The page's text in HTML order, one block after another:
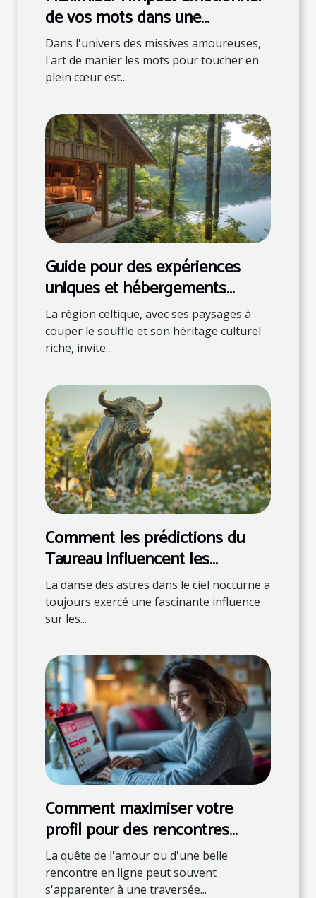
de vos mots dans une
correspondance romantique
Dans l'univers des missives amoureuses,
l'art de manier les mots pour toucher en
plein cœur est...
Guide pour des expériences
uniques et hébergements
naturels en région celtique
La région celtique, avec ses paysages à
couper le souffle et son héritage culturel
riche, invite...
Comment les prédictions du
Taureau influencent les
décisions quotidiennes
La danse des astres dans le ciel nocturne a
toujours exercé une fascinante influence
sur les...
Comment maximiser votre
profil pour des rencontres
réussies en ligne
La quête de l'amour ou d'une belle
rencontre en ligne peut souvent
s'apparenter à une traversée...